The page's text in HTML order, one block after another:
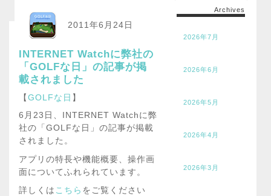
2011年6月24日
INTERNET Watchに弊社の
「GOLFな日」の記事が掲
載されました
【GOLFな日 】
6月23日、INTERNET Watchに弊
社の「GOLFな日」の記事が掲載
されました。
アプリの特長や機能概要、操作画
面についてふれられています。
詳しくはこちら をご覧ください
Archives
2026年7月
2026年6月
2026年5月
2026年4月
2026年3月